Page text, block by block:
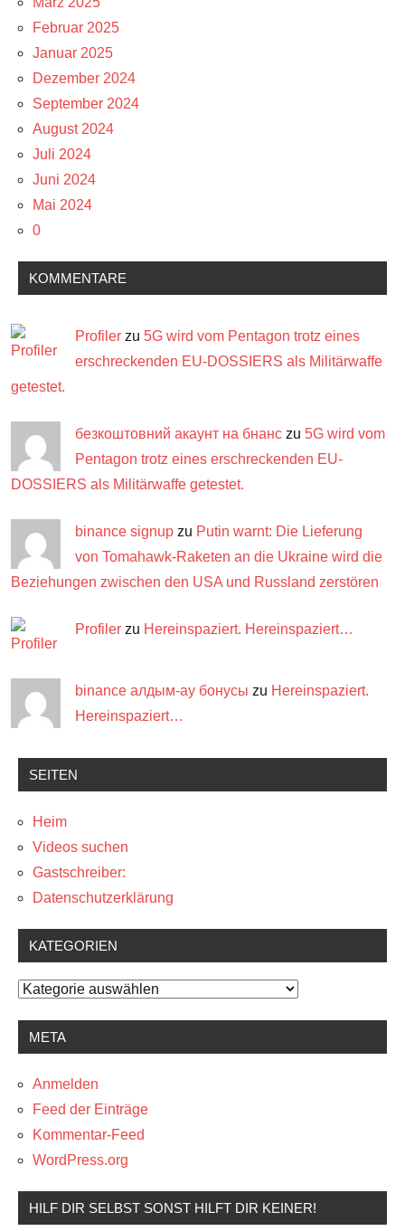
Februar 2025
Januar 2025
Dezember 2024
September 2024
August 2024
Juli 2024
Juni 2024
Mai 2024
0
KOMMENTARE
Profiler zu 5G wird vom Pentagon trotz eines
erschreckenden EU-DOSSIERS als Militärwaffe
getestet.
безкоштовний акаунт на бнанс zu 5G wird vom
Pentagon trotz eines erschreckenden EU-
DOSSIERS als Militärwaffe getestet.
binance signup zu Putin warnt: Die Lieferung
von Tomahawk-Raketen an die Ukraine wird die
Beziehungen zwischen den USA und Russland zerstören
Profiler zu Hereinspaziert. Hereinspaziert…
binance алдым-ау бонусы zu Hereinspaziert.
Hereinspaziert…
SEITEN
Heim
Videos suchen
Gastschreiber:
Datenschutzerklärung
KATEGORIEN
Kategorien
META
Anmelden
Feed der Einträge
Kommentar-Feed
WordPress.org
HILF DIR SELBST SONST HILFT DIR KEINER!